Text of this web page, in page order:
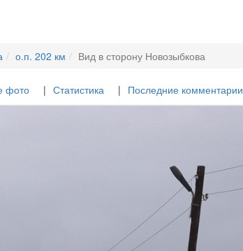
о.п. 202 км Вид в сторону Новозыбкова
фото Статистика Последние комментарии